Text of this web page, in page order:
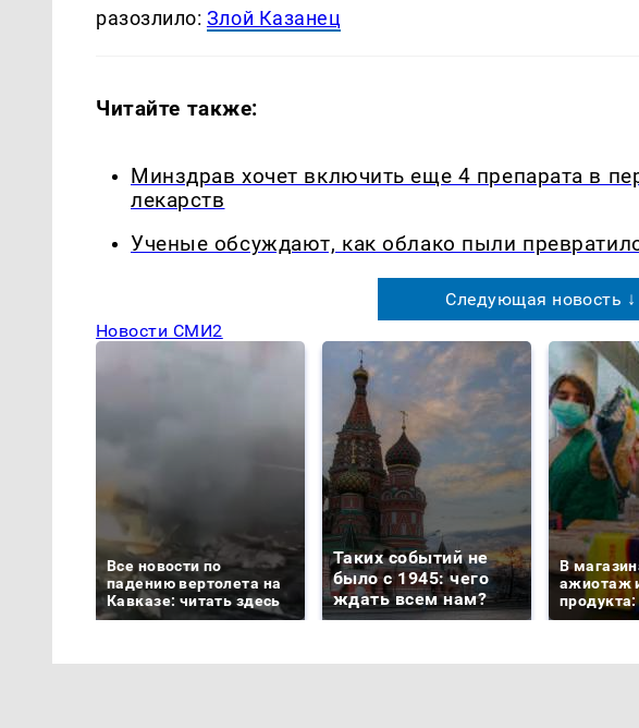
разозлило: Злой Казанец
Читайте также:
Минздрав хочет включить еще 4 препарата в
лекарств
Ученые обсуждают, как облако пыли
Следующая новость ↓
Новости СМИ2
Все новости по
падению вертолета на
Кавказе: читать здесь
Таких событий не
было с 1945: чего
ждать всем нам?
В
ажиотаж
продукта: